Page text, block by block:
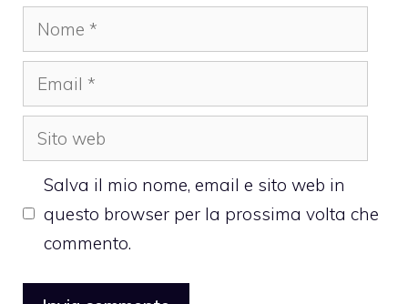
Nome
Email
Sito
web
Salva il mio nome, email e sito web in
questo browser per la prossima volta che
commento.